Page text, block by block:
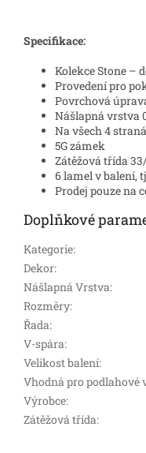
Specifikace:
Kolekce Stone –
Provedení pro
Povrchová
Nášlapná vrstva
Na všech 4
5G zámek
Zátěžová třída
6 lamel v balení,
Prodej pouze na
Doplňkové
Kategorie:
Dekor:
Nášlapná Vrstva:
Rozměry:
Řada:
V-spára:
Velikost balení:
Vhodná pro podlahové
Výrobce:
Zátěžová třída: